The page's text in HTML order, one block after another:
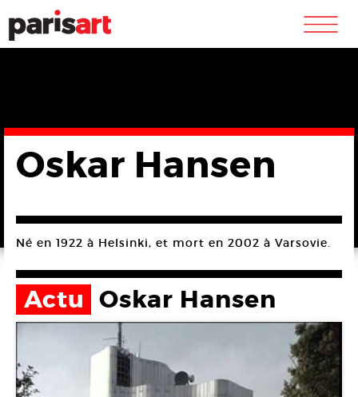
m
Oskar Hansen
Né en 1922 à Helsinki, et mort en 2002 à Varsovie.
Actu Oskar Hansen